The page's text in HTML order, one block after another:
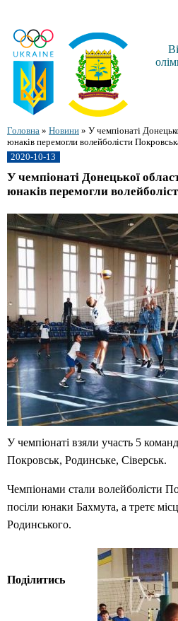
Головна » Новини » У чемпіонаті
юнаків перемогли волейболісти
2020-10-13
У чемпіонаті Донецької
юнаків перемогли
У чемпіонаті взяли участь 5
Покровськ, Родинське, Сіверськ.
Чемпіонами стали волейболісти
посіли юнаки Бахмута, а третє
Родинського.
Поділитись